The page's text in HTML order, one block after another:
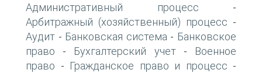
Административный процесс -
Арбитражный (хозяйственный) процесс -
Аудит - Банковская система - Банковское
право - Бухгалтерский учет-
Военное
право - Гражданское право и процесс -